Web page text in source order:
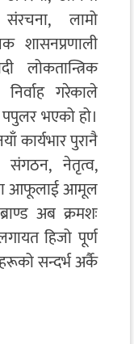
लामो
शासनप्रणाली
लोकतान्त्रिक
गरेकाले
पपुलर भएको हो।
कार्यभार पुरानै
संगठन, नेतृत्व,
आफूलाई आमूल
अब क्रमशः
हिजो पूर्ण
सन्दर्भ अर्कै